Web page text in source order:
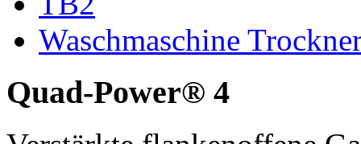
Waschmaschine
Quad-Power® 4